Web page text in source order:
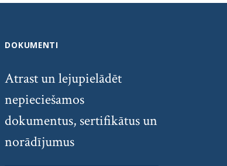
DOKUMENTI
Atrast un lejupielādēt
nepieciešamos
dokumentus, sertifikātus un
norādījumus